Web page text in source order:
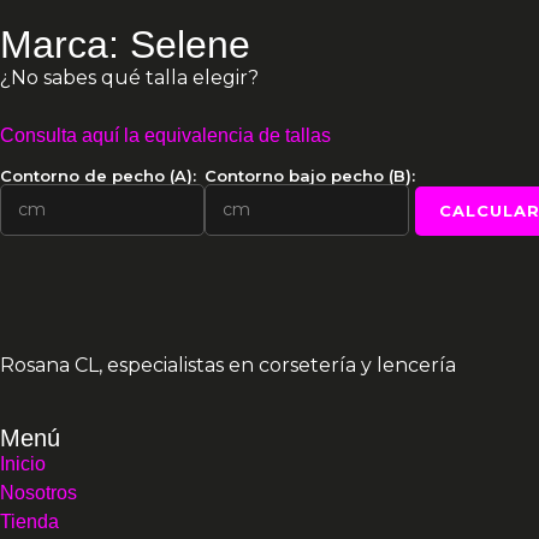
Marca: Selene
¿No sabes qué talla elegir?
Consulta aquí la equivalencia de tallas
Contorno de pecho (A): Contorno bajo pecho (B):
Rosana CL, especialistas en corsetería y lencería
Menú
Inicio
Nosotros
Tienda